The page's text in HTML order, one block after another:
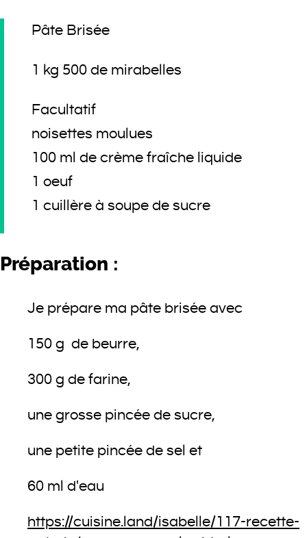
Pâte Brisée
1 kg 500 de mirabelles
Facultatif
noisettes moulues
100 ml de crème fraîche liquide
1 oeuf
1 cuillère à soupe de sucre
Préparation :
Je prépare ma pâte brisée avec
150 g de beurre,
300 g de farine,
une grosse pincée de sucre,
une petite pincée de sel et
60 ml d'eau
https://cuisine.land/isabelle/117-recette-